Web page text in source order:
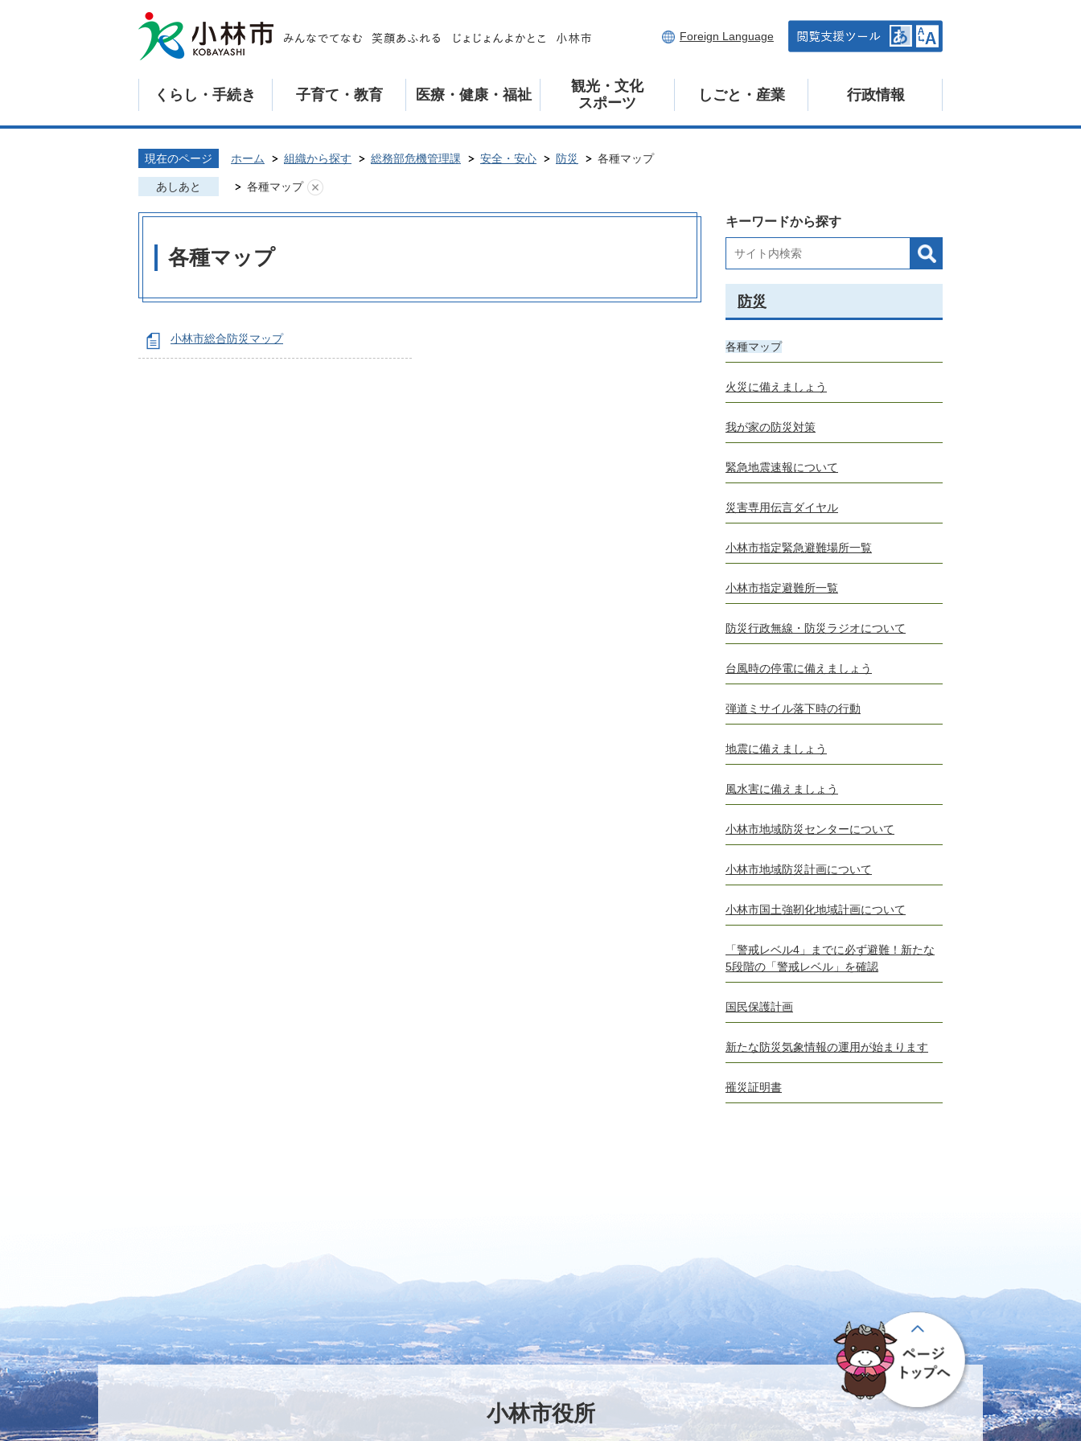
Foreign Language
くらし・手続き 子育て・教育 医療・健康・福祉
観光・文化
スポーツ
しごと・産業 行政情報
現在のページ ホーム 組織から探す 総務部危機管理課 安全・安心 防災 各種マップ
あしあと 各種マップ
各種マップ
小林市総合防災マップ
キーワードから探す
防災
各種マップ
火災に備えましょう
我が家の防災対策
緊急地震速報について
災害専用伝言ダイヤル
小林市指定緊急避難場所一覧
小林市指定避難所一覧
防災行政無線・防災ラジオについて
台風時の停電に備えましょう
弾道ミサイル落下時の行動
地震に備えましょう
風水害に備えましょう
小林市地域防災センターについて
小林市地域防災計画について
小林市国土強靭化地域計画について
「警戒レベル4」までに必ず避難！新たな
5段階の「警戒レベル」を確認
国民保護計画
新たな防災気象情報の運用が始まります
罹災証明書
小林市役所